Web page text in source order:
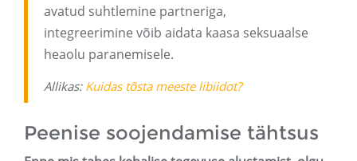
avatud suhtlemine partneriga,
integreerimine võib aidata kaasa seksuaalse
heaolu paranemisele.
Allikas: Kuidas tõsta meeste libiidot?
Peenise soojendamise tähtsus